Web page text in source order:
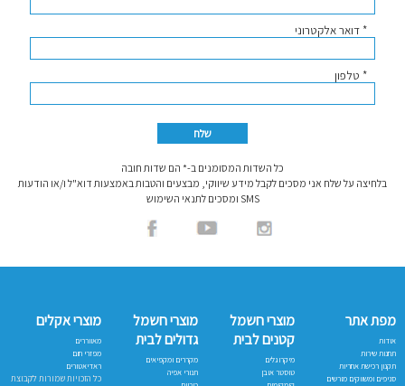
* דואר אלקטרוני
* טלפון
כל השדות המסומנים ב-* הם שדות חובה
בלחיצה על שלח אני מסכים לקבל מידע שיווקי, מבצעים והטבות באמצעות דוא"ל ו/או הודעות
SMS ומסכים לתנאי השימוש
מפת אתר
אודות
תחנות שירות
תקנון רכישת אחריות
סניפים ומשווקים מורשים
מוצרי חשמל
קטנים לבית
מיקרוגלים
טוסטר אובן
מוצרי חשמל
גדולים לבית
מקררים ומקפיאים
תנורי אפיה
מוצרי אקלים
מאווררים
מפזרי חום
ראדיאטורים
כל הזכויות שמורות לקבוצת